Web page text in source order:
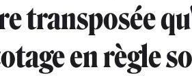
transposée
en règle